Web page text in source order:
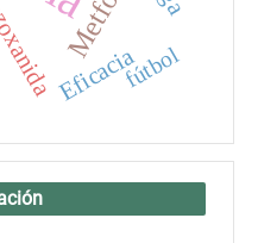
Eficaciafútbol